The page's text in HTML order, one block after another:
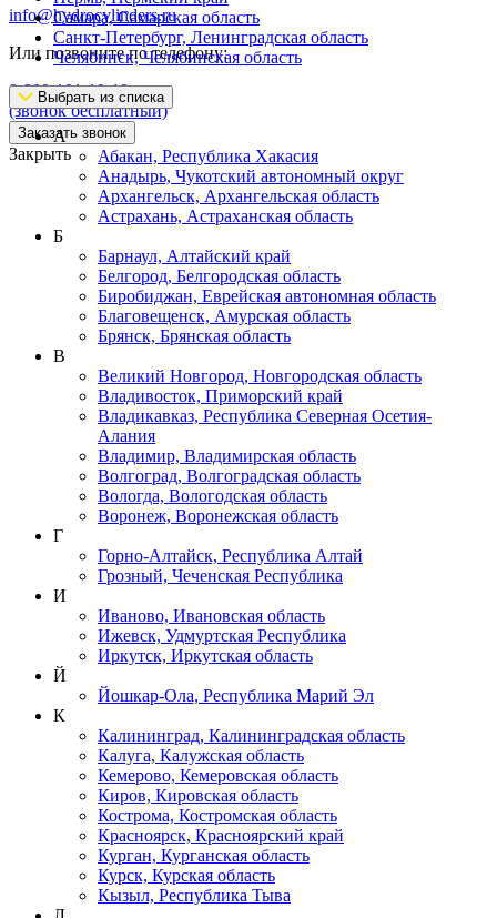
info@hydrocylinders.ru
Или позвоните по телефону:
8-800-101-19-19
(звонок бесплатный)
Заказать звонок
Закрыть
Самара, Самарская область
Санкт-Петербург, Ленинградская область
Челябинск, Челябинская область
Выбрать из списка
А
Абакан, Республика Хакасия
Анадырь, Чукотский автономный округ
Архангельск, Архангельская область
Астрахань, Астраханская область
Б
Барнаул, Алтайский край
Белгород, Белгородская область
Биробиджан, Еврейская автономная область
Благовещенск, Амурская область
Брянск, Брянская область
В
Великий Новгород, Новгородская область
Владивосток, Приморский край
Владикавказ, Республика Северная Осетия-
Алания
Владимир, Владимирская область
Волгоград, Волгоградская область
Вологда, Вологодская область
Воронеж, Воронежская область
Г
Горно-Алтайск, Республика Алтай
Грозный, Чеченская Республика
И
Иваново, Ивановская область
Ижевск, Удмуртская Республика
Иркутск, Иркутская область
Й
Йошкар-Ола, Республика Марий Эл
К
Калининград, Калининградская область
Калуга, Калужская область
Кемерово, Кемеровская область
Киров, Кировская область
Кострома, Костромская область
Красноярск, Красноярский край
Курган, Курганская область
Курск, Курская область
Кызыл, Республика Тыва